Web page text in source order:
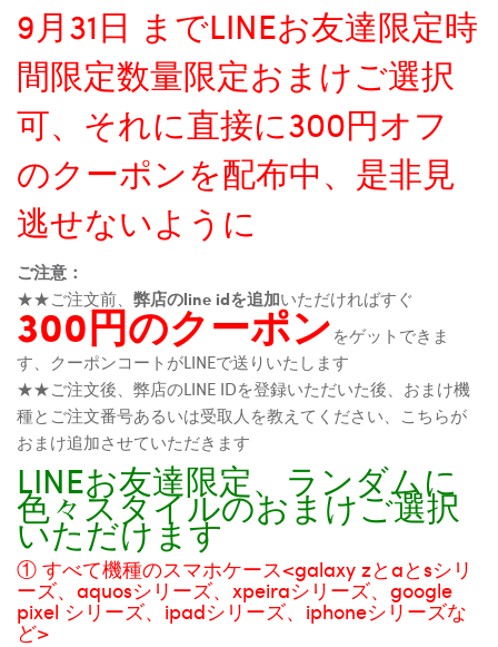
9月31日 までLINEお友達限定時
間限定数量限定おまけご選択
可、それに直接に300円オフ
のクーポンを配布中、是非見
逃せないように
ご注意：
★★ご注文前、 弊店のline idを追加いただければすぐ
300円のクーポンをゲットできま
す、クーポンコートがLINEで送りいたします
★★ご注文後、弊店のLINE IDを登録いただいた後、おまけ機
種とご注文番号あるいは受取人を教えてください、こちらが
おまけ追加させていただきます
LINEお友達限定、ランダムに
色々スタイルのおまけご選択
いただけます
① すべて機種のスマホケース<galaxy zとaとsシリ
ーズ、aquosシリーズ、xpeiraシリーズ、google
pixel シリーズ、ipadシリーズ、iphoneシリーズな
ど>